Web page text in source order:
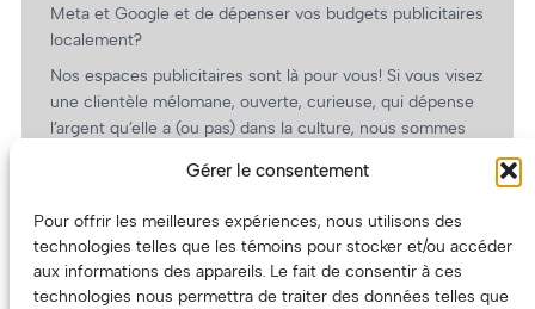
Gérer le consentement
Pour offrir les meilleures expériences, nous utilisons des
technologies telles que les témoins pour stocker et/ou accéder
aux informations des appareils. Le fait de consentir à ces
technologies nous permettra de traiter des données telles que
Meta et Google et de dépenser vos budgets publicitaires
localement?
Nos espaces publicitaires sont là pour vous! Si vous visez
une clientèle mélomane, ouverte, curieuse, qui dépense
l’argent qu’elle a (ou pas) dans la culture, nous sommes
revient.
(Oui, on va avoir des tarifs spéciaux pour vous, les
artistes!)